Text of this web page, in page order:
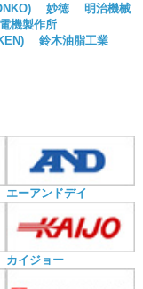
妙徳
明治機械
機製作所
鈴木油脂工業
エーアンドデイ
カイジョー